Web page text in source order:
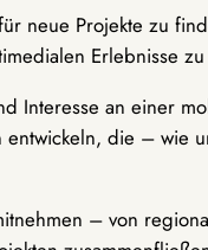
neue Projekte zu
Erlebnisse
Interesse an einer
entwickeln, die –
– von